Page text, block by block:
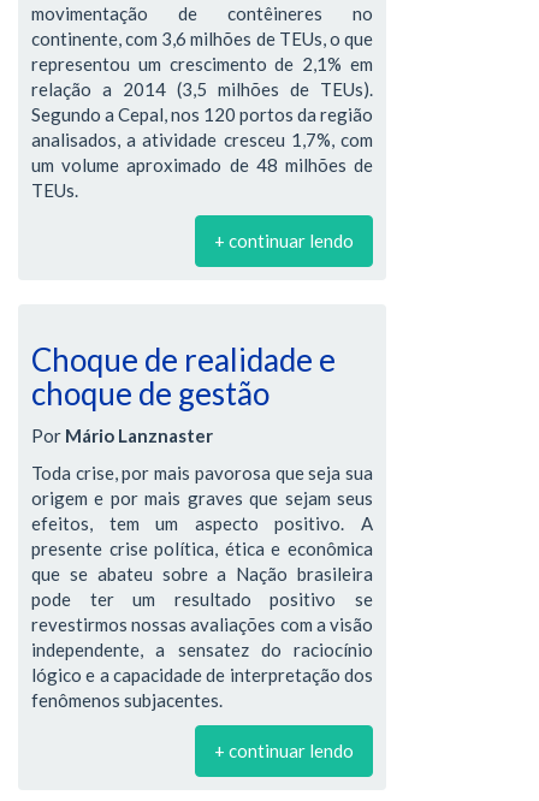
movimentação de contêineres no
continente, com 3,6 milhões de TEUs, o que
representou um crescimento de 2,1% em
relação a 2014 (3,5 milhões de TEUs).
Segundo a Cepal, nos 120 portos da região
analisados, a atividade cresceu 1,7%, com
um volume aproximado de 48 milhões de
TEUs.
+ continuar lendo
Choque de realidade e
choque de gestão
Por Mário Lanznaster
Toda crise, por mais pavorosa que seja sua
origem e por mais graves que sejam seus
efeitos, tem um aspecto positivo. A
presente crise política, ética e econômica
que se abateu sobre a Nação brasileira
pode ter um resultado positivo se
revestirmos nossas avaliações com a visão
independente, a sensatez do raciocínio
lógico e a capacidade de interpretação dos
fenômenos subjacentes.
+ continuar lendo